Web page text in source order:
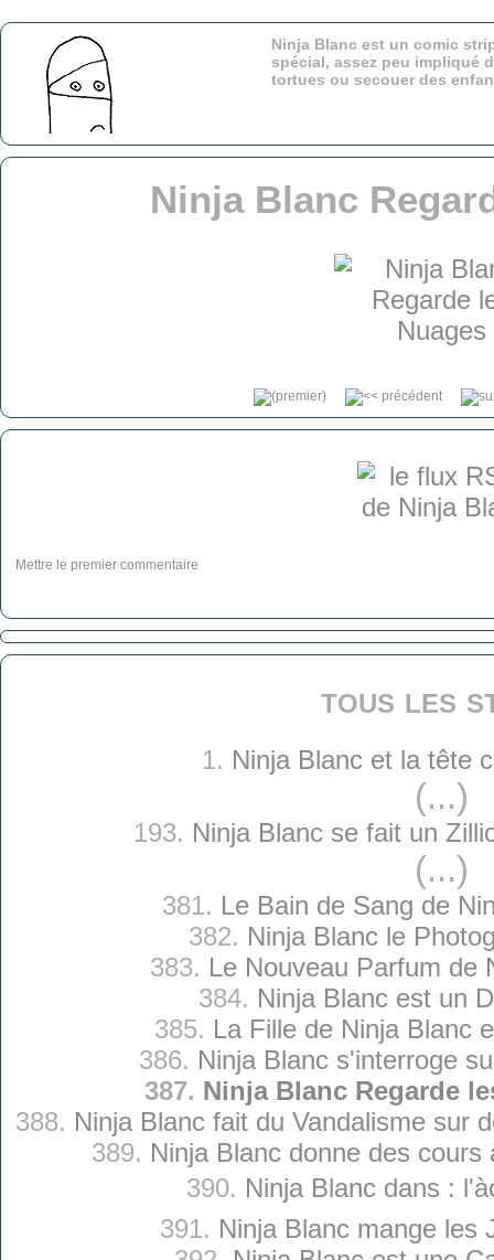
Ninja Blanc est un comic
spécial, assez peu impliqué
tortues ou secouer des
Ninja Blanc
Mettre le premier commentaire
tous les
1. Ninja Blanc et la tête
(...)
193. Ninja Blanc se fait un
(...)
381. Le Bain de Sang de
382. Ninja Blanc le
383. Le Nouveau Parfum de
384. Ninja Blanc est un
385. La Fille de Ninja Blanc
386. Ninja Blanc s'interroge
387. Ninja Blanc Regarde
388. Ninja Blanc fait du Vandalisme sur
389. Ninja Blanc donne des cours
390. Ninja Blanc dans :
391. Ninja Blanc mange les